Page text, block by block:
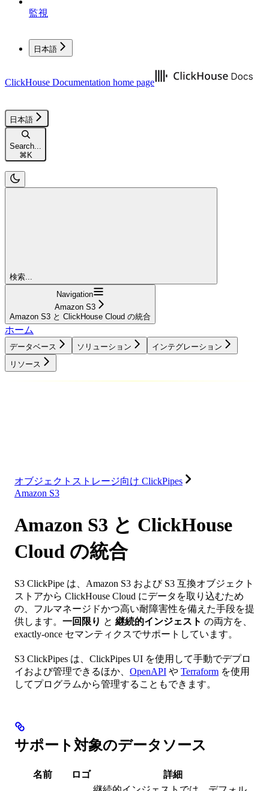
監視
日本語
ClickHouse Documentation home page
日本語
Search...
⌘ K
検索...
Navigation
Amazon S3
Amazon S3 と ClickHouse Cloud の統合
ホーム
データベース ソリューション
インテグレーション
リソース
オブジェクトストレージ向け ClickPipes
Amazon S3
Amazon S3 と ClickHouse
Cloud の統合
S3 ClickPipe は、Amazon S3 および S3 互換オブジェクト
ストアから ClickHouse Cloud にデータを取り込むため
の、フルマネージドかつ高い耐障害性を備えた手段を提
供します。 一回限り と 継続的インジェスト の両方を、
exactly-once セマンティクスでサポートしています。
S3 ClickPipes は、ClickPipes UI を使用して手動でデプロ
イおよび管理できるほか、 OpenAPI や Terraform を使用
してプログラムから管理することもできます。
サポート対象のデータソース
名前 ロゴ
詳細